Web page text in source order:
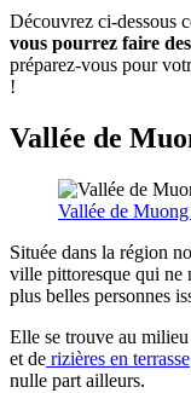
Découvrez ci-dessous
vous pourrez faire
préparez-vous pour
!
Vallée de
Vallée de
Située dans la région
ville pittoresque qui ne
plus belles personnes
Elle se trouve au milieu
et de rizières en terrasse
nulle part ailleurs.